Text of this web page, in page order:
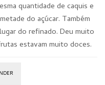
quantidade de caquis e
do açúcar. Também
do refinado. Deu muito
estavam muito doces.